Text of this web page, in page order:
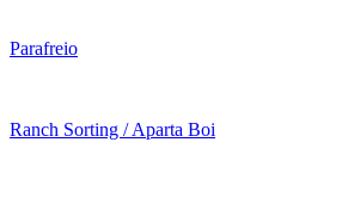
Parafreio
Ranch Sorting / Aparta Boi